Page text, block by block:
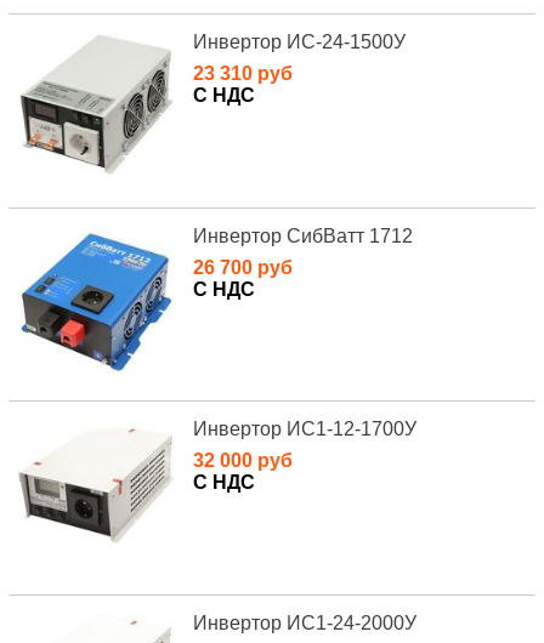
Инвертор ИС-24-1500У
23 310 руб
С НДС
Инвертор СибВатт 1712
26 700 руб
С НДС
Инвертор ИС1-12-1700У
32 000 руб
С НДС
Инвертор ИС1-24-2000У